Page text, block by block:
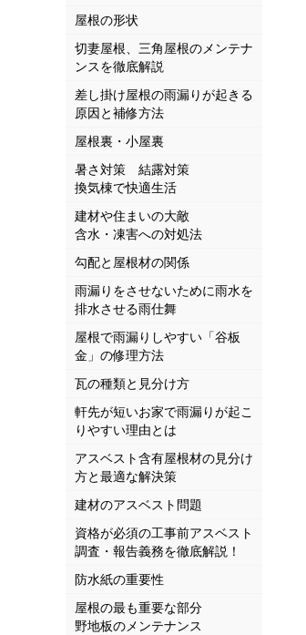
屋根の形状
切妻屋根、三角屋根のメンテナ
ンスを徹底解説
差し掛け屋根の雨漏りが起きる
原因と補修方法
屋根裏・小屋裏
暑さ対策 結露対策
換気棟で快適生活
建材や住まいの大敵
含水・凍害への対処法
勾配と屋根材の関係
雨漏りをさせないために雨水を
排水させる雨仕舞
屋根で雨漏りしやすい「谷板
金」の修理方法
瓦の種類と見分け方
軒先が短いお家で雨漏りが起こ
りやすい理由とは
アスベスト含有屋根材の見分け
方と最適な解決策
建材のアスベスト問題
資格が必須の工事前アスベスト
調査・報告義務を徹底解説！
防水紙の重要性
屋根の最も重要な部分
野地板のメンテナンス